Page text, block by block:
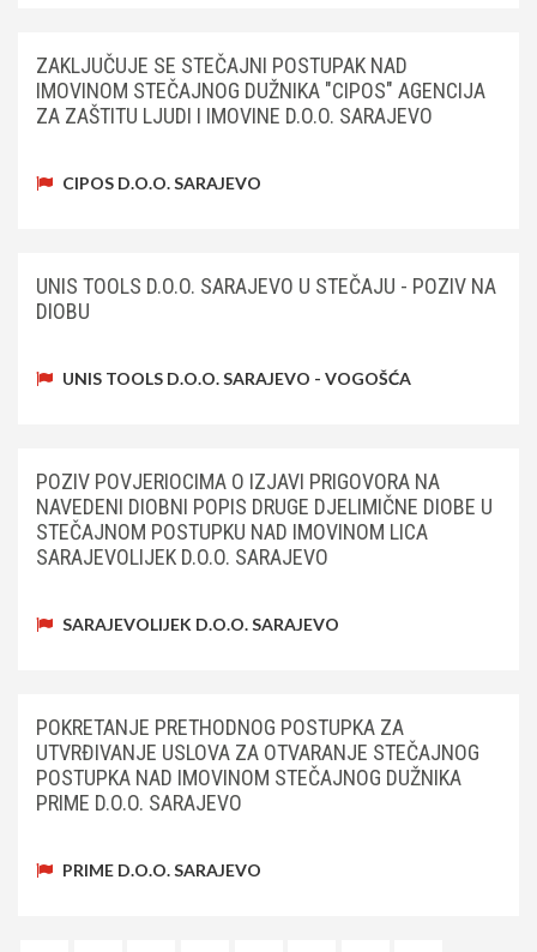
ZAKLJUČUJE SE STEČAJNI POSTUPAK NAD
IMOVINOM STEČAJNOG DUŽNIKA "CIPOS" AGENCIJA
ZA ZAŠTITU LJUDI I IMOVINE D.O.O. SARAJEVO
CIPOS D.O.O. SARAJEVO
UNIS TOOLS D.O.O. SARAJEVO U STEČAJU - POZIV NA
DIOBU
UNIS TOOLS D.O.O. SARAJEVO - VOGOŠĆA
POZIV POVJERIOCIMA O IZJAVI PRIGOVORA NA
NAVEDENI DIOBNI POPIS DRUGE DJELIMIČNE DIOBE U
STEČAJNOM POSTUPKU NAD IMOVINOM LICA
SARAJEVOLIJEK D.O.O. SARAJEVO
SARAJEVOLIJEK D.O.O. SARAJEVO
POKRETANJE PRETHODNOG POSTUPKA ZA
UTVRĐIVANJE USLOVA ZA OTVARANJE STEČAJNOG
POSTUPKA NAD IMOVINOM STEČAJNOG DUŽNIKA
PRIME D.O.O. SARAJEVO
PRIME D.O.O. SARAJEVO